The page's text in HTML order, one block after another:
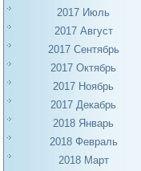
2017 Июль
2017 Август
2017 Сентябрь
2017 Октябрь
2017 Ноябрь
2017 Декабрь
2018 Январь
2018 Февраль
2018 Март